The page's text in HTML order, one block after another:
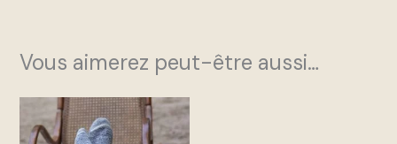
Vous aimerez peut-être aussi…
Ce
produit